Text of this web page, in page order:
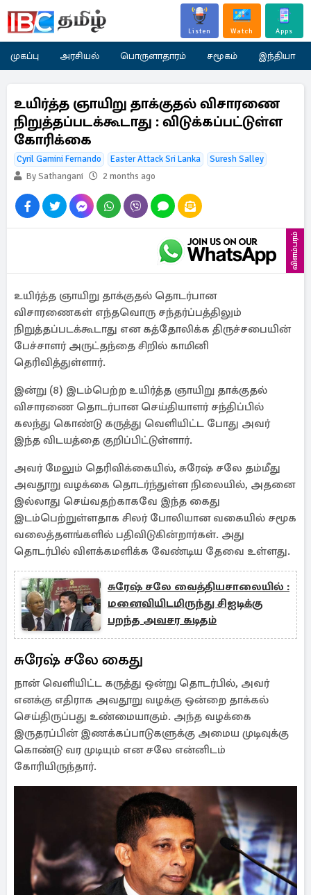
Listen Watch Apps
முகப்பு அரசியல் பொருளாதாரம் சமூகம் இந்தியா
உயிர்த்த ஞாயிறு தாக்குதல் விசாரணை
நிறுத்தப்படக்கூடாது : விடுக்கப்பட்டுள்ள
கோரிக்கை
Cyril Gamini Fernando Easter Attack Sri Lanka
Suresh Salley
By Sathangani
2 months ago
விளம்பரம்
உயிர்த்த ஞாயிறு தாக்குதல் தொடர்பான
விசாரணைகள் எந்தவொரு சந்தர்ப்பத்திலும்
நிறுத்தப்படக்கூடாது என கத்தோலிக்க திருச்சபையின்
பேச்சாளர் அருட்தந்தை சிறில் காமினி
தெரிவித்துள்ளார்.
இன்று (8) இடம்பெற்ற உயிர்த்த ஞாயிறு தாக்குதல்
விசாரணை தொடர்பான செய்தியாளர் சந்திப்பில்
கலந்து கொண்டு கருத்து வெளியிட்ட போது அவர்
இந்த விடயத்தை குறிப்பிட்டுள்ளார்.
அவர் மேலும் தெரிவிக்கையில், சுரேஷ் சலே தம்மீது
அவதூறு வழக்கை தொடர்ந்துள்ள நிலையில், அதனை
இல்லாது செய்வதற்காகவே இந்த கைது
இடம்பெற்றுள்ளதாக சிலர் போலியான வகையில் சமூக
வலைத்தளங்களில் பதிவிடுகின்றார்கள். அது
தொடர்பில் விளக்கமளிக்க வேண்டிய தேவை உள்ளது.
சுரேஷ் சலே வைத்தியசாலையில் :
மனைவியிடமிருந்து சிஐடிக்கு
பறந்த அவசர கடிதம்
சுரேஷ் சலே கைது
நான் வெளியிட்ட கருத்து ஒன்று தொடர்பில், அவர்
எனக்கு எதிராக அவதூறு வழக்கு ஒன்றை தாக்கல்
செய்திருப்பது உண்மையாகும். அந்த வழக்கை
இருதரப்பின் இணக்கப்பாடுகளுக்கு அமைய முடிவுக்கு
கொண்டு வர முடியும் என சலே என்னிடம்
கோரியிருந்தார்.